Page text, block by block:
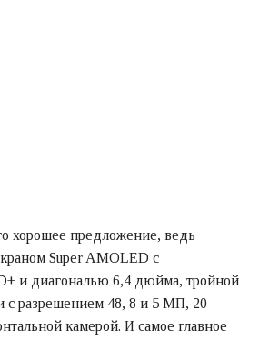
хорошее предложение, ведь
Super AMOLED с
и диагональю 6,4 дюйма, тройной
с разрешением 48, 8 и 5 МП, 20-
камерой. И самое главное